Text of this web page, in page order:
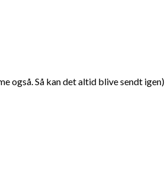
også. Så kan det altid blive sendt igen)